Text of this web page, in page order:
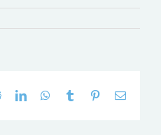
RedditLinkedInWhatsApp
Tumblr Pinterest
E-